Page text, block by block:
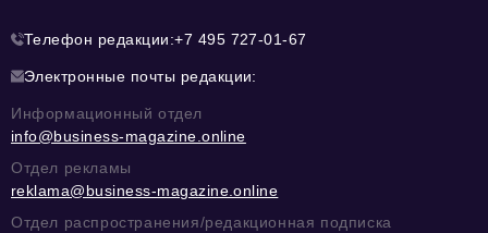
Телефон редакции:+7 495 727-01-67
Электронные почты редакции:
Информационный отдел
info@business-magazine.online
Отдел рекламы
reklama@business-magazine.online
Отдел распространения/редакционная подписка